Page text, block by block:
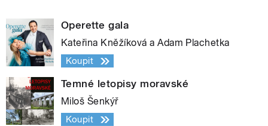
Operette gala
Kateřina Kněžíková a Adam Plachetka
Koupit
Temné letopisy moravské
Miloš Šenkýř
Koupit